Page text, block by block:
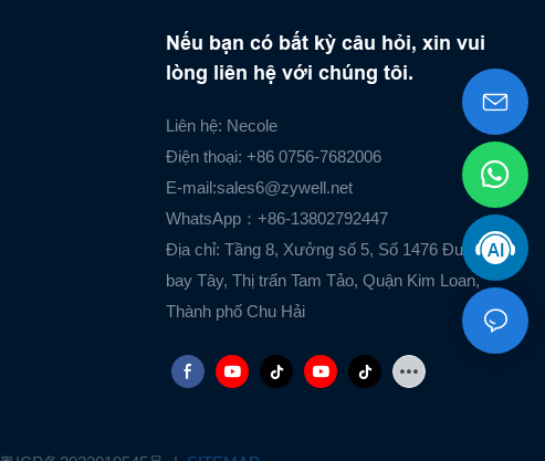
Nếu bạn có bất kỳ câu hỏi, xin vui
lòng liên hệ với chúng tôi.
Liên hệ: Necole
Điện thoại: +86 0756-7682006
E-mail:sales6@zywell.net
WhatsApp：+86-13802792447
Địa chỉ: Tầng 8, Xưởng số 5, Số 1476 Đường Sân
bay Tây, Thị trấn Tam Tảo, Quận Kim Loan,
Thành phố Chu Hải